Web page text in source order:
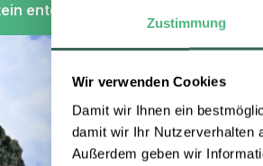
Zustimmung
Wir verwenden Cookies
Damit wir Ihnen ein
damit wir Ihr Nutzerverhalten
Außerdem geben wir
entdecken